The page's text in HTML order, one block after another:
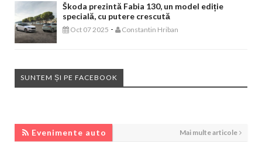
Škoda prezintă Fabia 130, un model ediție
specială, cu putere crescută
Oct 07 2025 - Constantin Hriban
SUNTEM ȘI PE FACEBOOK
Evenimente auto Mai multe articole